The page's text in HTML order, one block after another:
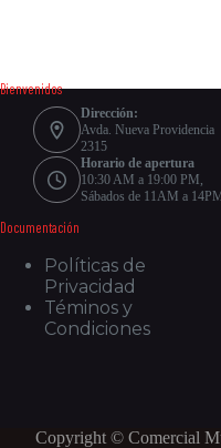
Bienvenidos
Dirección:
Avda. Nueva Providencia
2315
Horario de apertura
10:30 AM a 19:00 PM,
Sábados de 11AM a
Documentación
Políticas de
Privacidad
Téminos y
Condiciones
Copyright © Comercial